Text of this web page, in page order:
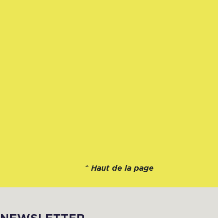
^ Haut de la page